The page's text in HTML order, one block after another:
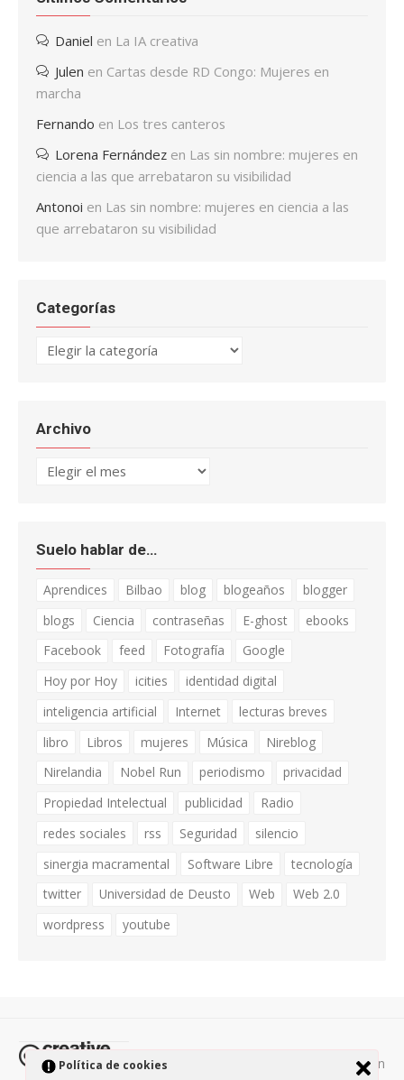
Política de cookies
Daniel en La IA creativa
Julen en Cartas desde RD Congo: Mujeres en
marcha
Fernando en Los tres canteros
Lorena Fernández en Las sin nombre: mujeres en
ciencia a las que arrebataron su visibilidad
Antonoi en Las sin nombre: mujeres en ciencia a las
que arrebataron su visibilidad
Categorías
Categorías
Archivo
Archivo
Suelo hablar de…
Aprendices Bilbao blog blogeaños
blogger
blogs
Ciencia contraseñas E-ghost
ebooks
Facebook
feed Fotografía
Google
Hoy por Hoy
icities
identidad digital
inteligencia artificial
Internet
lecturas breves
libro
Libros mujeres Música
Nireblog
Nirelandia
Nobel Run periodismo
privacidad
Propiedad Intelectual
publicidad
Radio
redes sociales
rss Seguridad
silencio
sinergia macramental
Software Libre
tecnología
twitter
Universidad de Deusto Web
Web 2.0
wordpress
youtube
Todos los contenidos de esta página están